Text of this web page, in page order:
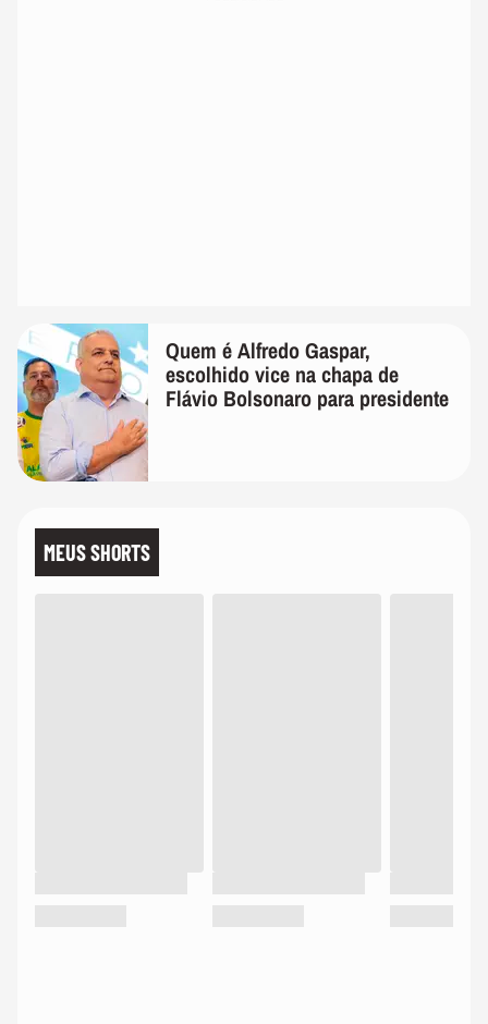
Quem é Alfredo Gaspar,
escolhido vice na chapa de
Flávio Bolsonaro para presidente
MEUS SHORTS